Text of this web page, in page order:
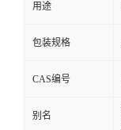
用途
包装规格
CAS编号
别名